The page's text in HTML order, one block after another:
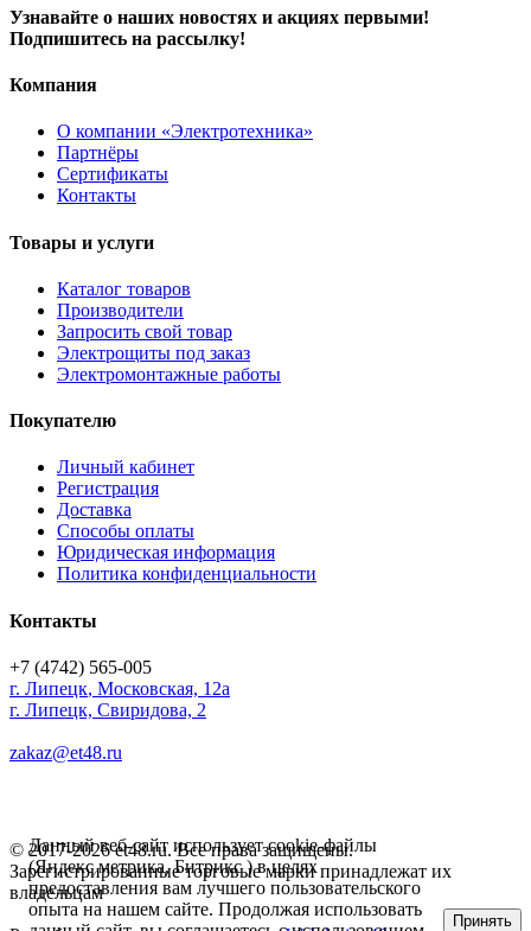
Узнавайте о наших новостях и акциях первыми!
Подпишитесь на рассылку!
Компания
О компании «Электротехника»
Партнёры
Сертификаты
Контакты
Товары и услуги
Каталог товаров
Производители
Запросить свой товар
Электрощиты под заказ
Электромонтажные работы
Покупателю
Личный кабинет
Регистрация
Доставка
Способы оплаты
Юридическая информация
Политика конфиденциальности
Контакты
+7 (4742) 565-005
г. Липецк, Московская, 12а
г. Липецк, Свиридова, 2
zakaz@et48.ru
© 2017-2026 et48.ru. Все права защищены.
Зарегистрированные торговые марки принадлежат их
владельцам
Данный веб-сайт использует cookie-файлы
(Яндекс метрика, Битрикс ) в целях
предоставления вам лучшего пользовательского
опыта на нашем сайте. Продолжая использовать
Принять